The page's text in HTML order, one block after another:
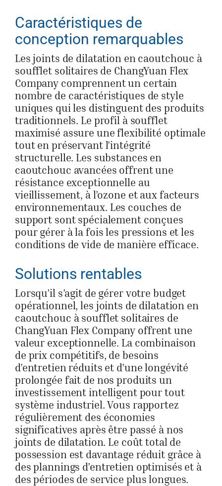
Caractéristiques de
conception remarquables
Les joints de dilatation en caoutchouc à
soufflet solitaires de ChangYuan Flex
Company comprennent un certain
nombre de caractéristiques de style
uniques qui les distinguent des produits
traditionnels. Le profil à soufflet
maximisé assure une flexibilité optimale
tout en préservant l’intégrité
structurelle. Les substances en
caoutchouc avancées offrent une
résistance exceptionnelle au
vieillissement, à l’ozone et aux facteurs
environnementaux. Les couches de
support sont spécialement conçues
pour gérer à la fois les pressions et les
conditions de vide de manière efficace.
Solutions rentables
Lorsqu’il s’agit de gérer votre budget
opérationnel, les joints de dilatation en
caoutchouc à soufflet solitaires de
ChangYuan Flex Company offrent une
valeur exceptionnelle. La combinaison
de prix compétitifs, de besoins
d’entretien réduits et d’une longévité
prolongée fait de nos produits un
investissement intelligent pour tout
système industriel. Vous rapportez
régulièrement des économies
significatives après être passé à nos
joints de dilatation. Le coût total de
possession est davantage réduit grâce à
des plannings d’entretien optimisés et à
des périodes de service plus longues.